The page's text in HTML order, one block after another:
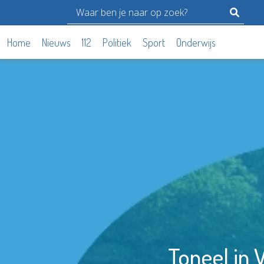
Home Nieuws 112 Politiek Sport Onderwijs
Toneel in